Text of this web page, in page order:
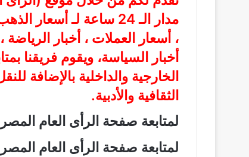
مدار الـ 24 ساعة لـ
، أسعار العملات ، أخبار
أخبار السياسة، ويقوم فريقنا
الخارجية والداخلية بالإضافة
الثقافية والأدبية.
لمتابعة صفحة الرأى العام
لمتابعة صفحة الرأى العام